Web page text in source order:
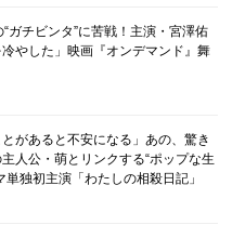
ガチビンタ”に苦戦！主演・宮澤佑
冷やした」映画『オンデマンド』舞
があると不安になる」あの、驚き
人公・萌とリンクする“ポップな生
独初主演「わたしの相殺日記」